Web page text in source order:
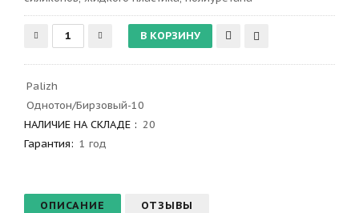
Palizh
Однотон/Бирзовый-10
НАЛИЧИЕ НА СКЛАДЕ : 20
Гарантия: 1 год
ОПИСАНИЕ ОТЗЫВЫ